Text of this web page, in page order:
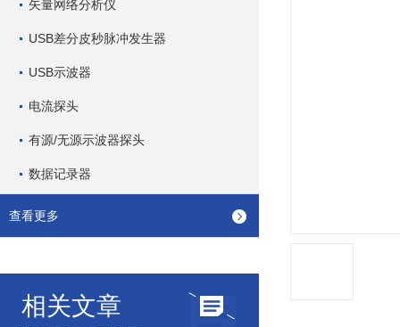
矢量网络分析仪
USB差分皮秒脉冲发生器
USB示波器
电流探头
有源/无源示波器探头
数据记录器
查看更多
相关文章